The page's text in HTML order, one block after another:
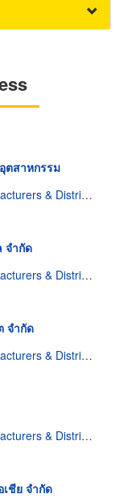
ตสาหกรรม
& Distributors
จำกัด
& Distributors
จำกัด
& Distributors
& Distributors
ชีย จำกัด